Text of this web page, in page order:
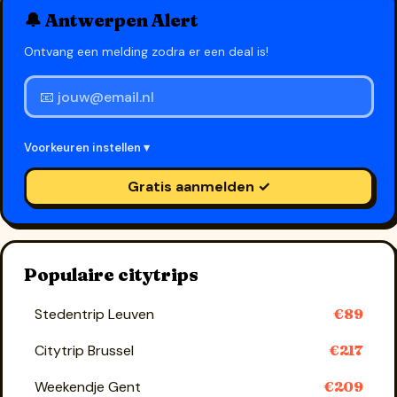
🔔 Antwerpen Alert
Ontvang een melding zodra er een deal is!
Voorkeuren instellen ▾
Gratis aanmelden ✓
Populaire citytrips
Stedentrip Leuven €89
Citytrip Brussel €217
Weekendje Gent €209